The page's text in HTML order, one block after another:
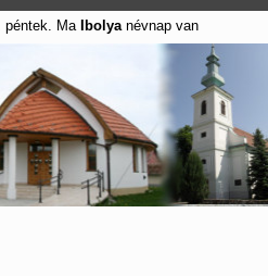
péntek. Ma Ibolyanévnap van